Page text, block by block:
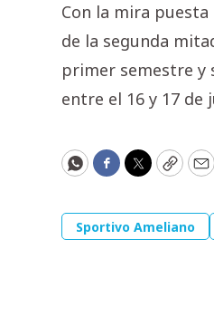
Con la mira puesta
de la segunda
primer semestre y
entre el 16 y 17 de
WhatsApp
Facebook
Twitter
Copy
Sportivo Ameliano